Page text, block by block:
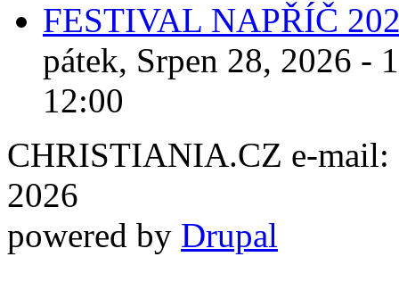
FESTIVAL NAPŘÍČ
pátek, Srpen 28, 2026 -
12:00
CHRISTIANIA.CZ e-mail:
2026
powered by Drupal